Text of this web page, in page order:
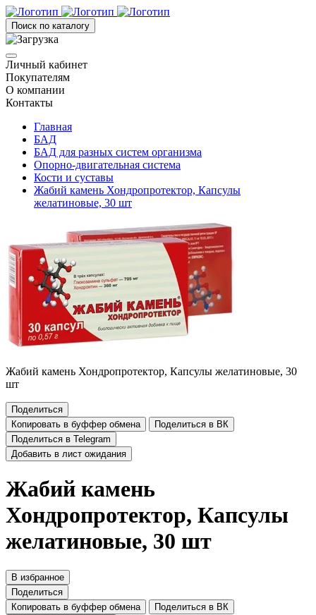
Поиск по каталогу
Личный кабинет
Покупателям
О компании
Контакты
Главная
БАД
БАД для разных систем организма
Опорно-двигательная система
Кости и суставы
Жабий камень Хондропротектор, Капсулы
желатиновые, 30 шт
Жабий камень Хондропротектор, Капсулы желатиновые, 30
шт
Поделиться
Копировать в буффер обмена
Поделиться в ВК
Поделиться в Telegram
Добавить в лист ожидания
Жабий камень
Хондропротектор, Капсулы
желатиновые, 30 шт
В избранное
Поделиться
Копировать в буффер обмена
Поделиться в ВК